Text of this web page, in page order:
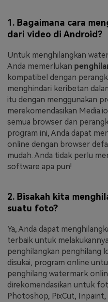
1. Bagaimana cara
dari video di Android?
Untuk menghilangkan
Anda memerlukan
kompatibel dengan
menghindari keribetan
itu dengan menggunakan
merekomendasikan
semua browser dan
program ini, Anda dapat
online dengan browser
mudah. Anda tidak perlu
software apa pun!
2. Bisakah kita
suatu foto?
Ya, Anda dapat
terbaik untuk
penghilangkan penghilang
disukai, program online
penghilang watermark
direkomendasikan untuk
Photoshop, PixCut, Inpaint,